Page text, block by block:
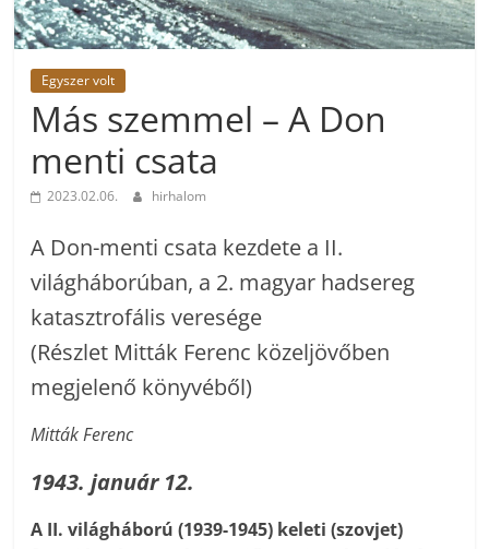
Egyszer volt
Más szemmel – A Don
menti csata
2023.02.06. hirhalom
A Don-menti csata kezdete a II.
világháborúban, a 2. magyar hadsereg
katasztrofális veresége
(Részlet Mitták Ferenc közeljövőben
megjelenő könyvéből)
Mitták Ferenc
1943. január 12.
A II. világháború (1939-1945) keleti (szovjet)